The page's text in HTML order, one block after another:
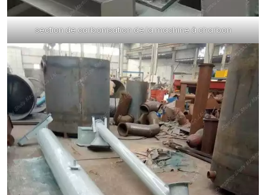
section de carbonisation de la machine à charbon